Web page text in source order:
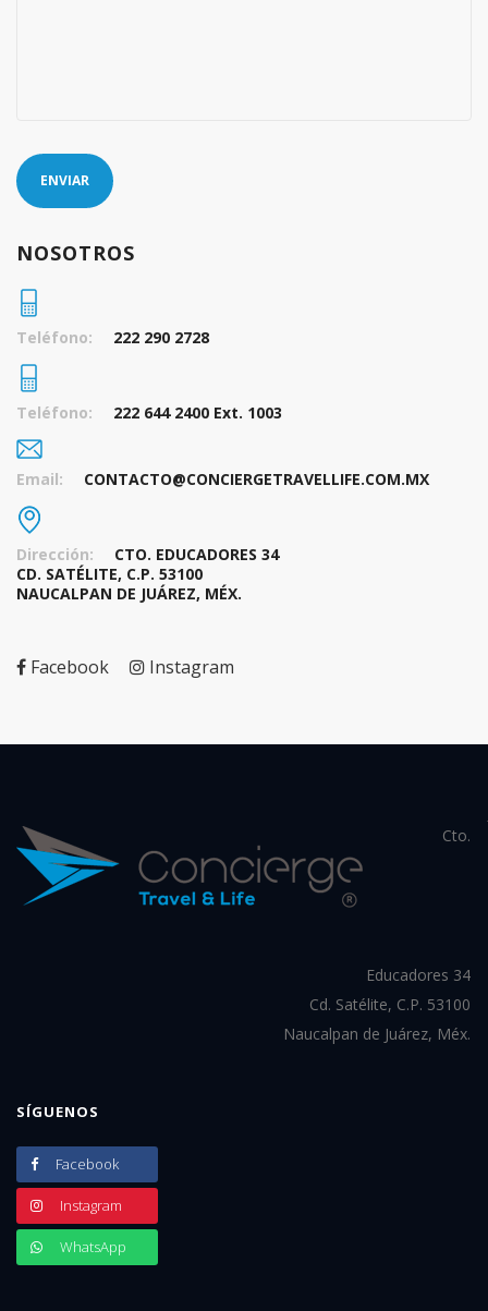
ENVIAR
NOSOTROS
Teléfono: 222 290 2728
Teléfono: 222 644 2400 Ext. 1003
Email: CONTACTO@CONCIERGETRAVELLIFE.COM.MX
Dirección:
CTO. EDUCADORES 34
CD. SATÉLITE, C.P. 53100
NAUCALPAN DE JUÁREZ, MÉX.
Facebook Instagram
Cto.
Educadores 34
Cd. Satélite, C.P. 53100
Naucalpan de Juárez, Méx.
SÍGUENOS
Facebook
Instagram
WhatsApp